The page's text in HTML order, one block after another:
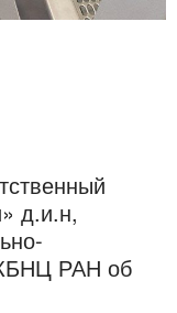
д.и.н,
РАН об